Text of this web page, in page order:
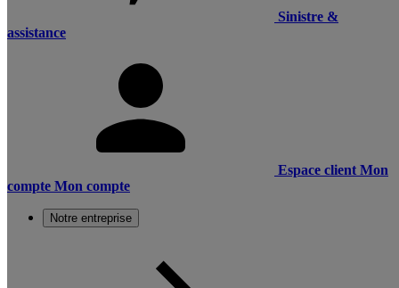
Sinistre &
assistance
Espace client Mon
compte Mon compte
Notre entreprise